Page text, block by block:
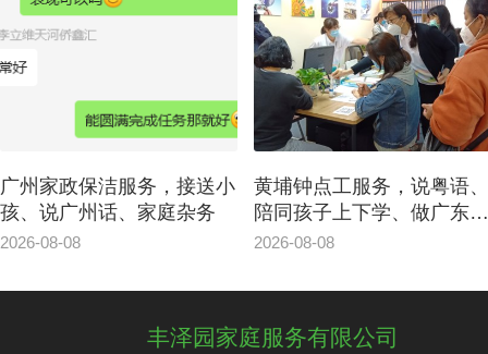
黄埔钟点工服务，说粤语、
陪同孩子上下学、做广东佳
肴
2026-08-08
南沙区家政月嫂为家庭带来
安心服务案例
2026-08-08
丰泽园家庭服务有限公司